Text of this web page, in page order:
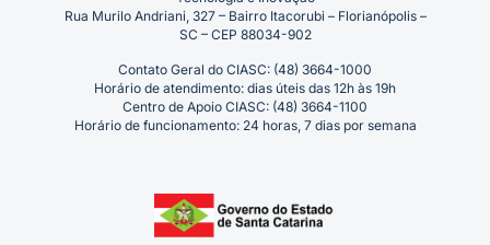
Rua Murilo Andriani, 327 – Bairro Itacorubi – Florianópolis –
SC – CEP 88034-902
Contato Geral do CIASC: (48) 3664-1000
Horário de atendimento: dias úteis das 12h às 19h
Centro de Apoio CIASC: (48) 3664-1100
Horário de funcionamento: 24 horas, 7 dias por semana